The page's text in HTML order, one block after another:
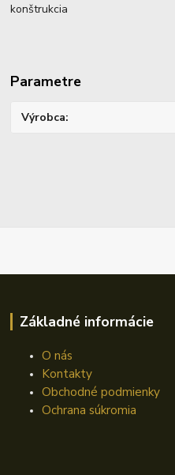
konštrukcia
Parametre
Výrobca
Základné informácie
O nás
Kontakty
Obchodné podmienky
Ochrana súkromia